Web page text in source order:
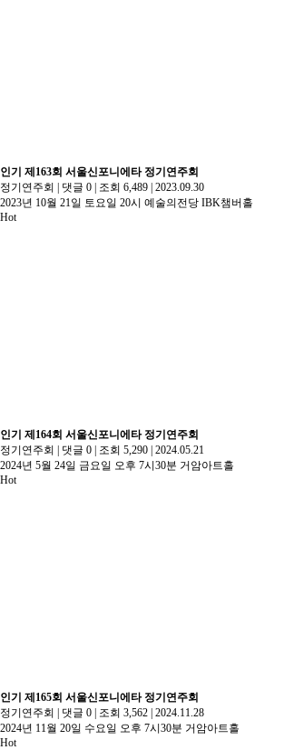
인기 제163회 서울신포니에타 정기연주회
정기연주회 | 댓글 0 | 조회 6,489 | 2023.09.30
2023년 10월 21일 토요일 20시 예술의전당 IBK챔버홀
Hot
인기 제164회 서울신포니에타 정기연주회
정기연주회 | 댓글 0 | 조회 5,290 | 2024.05.21
2024년 5월 24일 금요일 오후 7시30분 거암아트홀
Hot
인기 제165회 서울신포니에타 정기연주회
정기연주회 | 댓글 0 | 조회 3,562 | 2024.11.28
2024년 11월 20일 수요일 오후 7시30분 거암아트홀
Hot